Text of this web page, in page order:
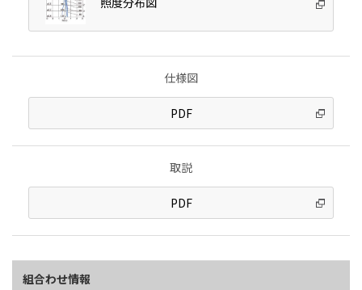
仕様図
PDF
取説
PDF
組合わせ情報